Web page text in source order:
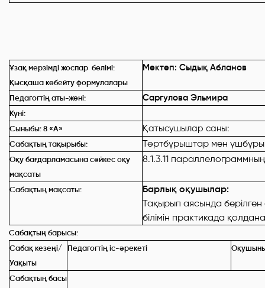
Ұзақ мерзімді жоспар бөлімі:
Қысқаша көбейту формулалары
Мектеп: Сыдық Абланов
Педагогтің аты-жөні: Саргулова Эльмира
Күні:
Сыныбы: 8 «А» Қатысушылар саны:
Сабақтың тақырыбы: Төртбұрыштар мен
Оқу бағдарламасына сәйкес оқу
мақсаты
8.1.3.11
Сабақтың мақсаты:
Барлық оқушылар:
Тақырып аясында
білімін практикада
Сабақтың барысы:
Сабақ кезеңі/
Уақыты
Педагогтің іс-әрекеті
Сабақтың басы